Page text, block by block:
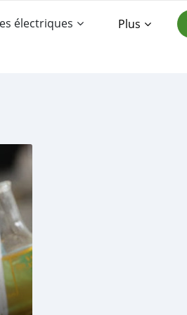
électriques Plus